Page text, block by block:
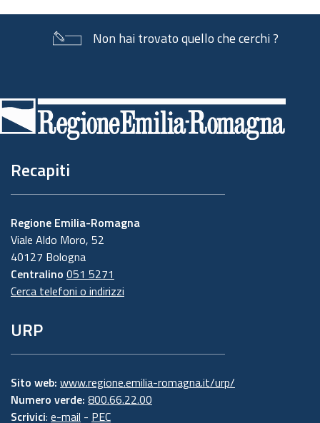
Non hai trovato quello che cerchi ?
di
pagina
Recapiti
Regione Emilia-Romagna
Viale Aldo Moro, 52
40127 Bologna
Centralino 051 5271
Cerca telefoni o indirizzi
URP
Sito web: www.regione.emilia-romagna.it/urp/
Numero verde: 800.66.22.00
Scrivici: e-mail - PEC